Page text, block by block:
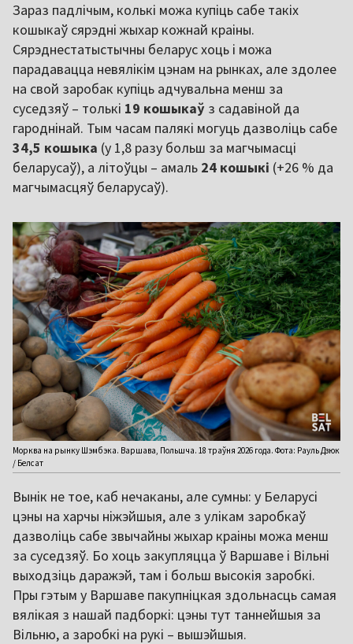
Зараз падлічым, колькі можа купіць сабе такіх
кошыкаў сярэдні жыхар кожнай краіны.
Сярэднестатыстычны беларус хоць і можа
парадавацца невялікім цэнам на рынках, але здолее
на свой заробак купіць адчувальна менш за
суседзяў – толькі 19 кошыкаў з садавіной да
гароднінай. Тым часам палякі могуць дазволіць сабе
34,5 кошыка (у 1,8 разу больш за магчымасці
беларусаў), а літоўцы – амаль 24 кошыкі (+26 % да
магчымасцяў беларусаў).
Морква на рынку Шэмбэка. Варшава, Польшча. 18 траўня 2026 года. Фота: Рауль Дзюк
/ Белсат
Вынік не тое, каб нечаканы, але сумны: у Беларусі
цэны на харчы ніжэйшыя, але з улікам заробкаў
дазволіць сабе звычайны жыхар краіны можа менш
за суседзяў. Бо хоць закупляцца ў Варшаве і Вільні
выходзіць даражэй, там і больш высокія заробкі.
Пры гэтым у Варшаве пакупніцкая здольнасць самая
вялікая з нашай падборкі: цэны тут таннейшыя за
Вільню, а заробкі на рукі – вышэйшыя.